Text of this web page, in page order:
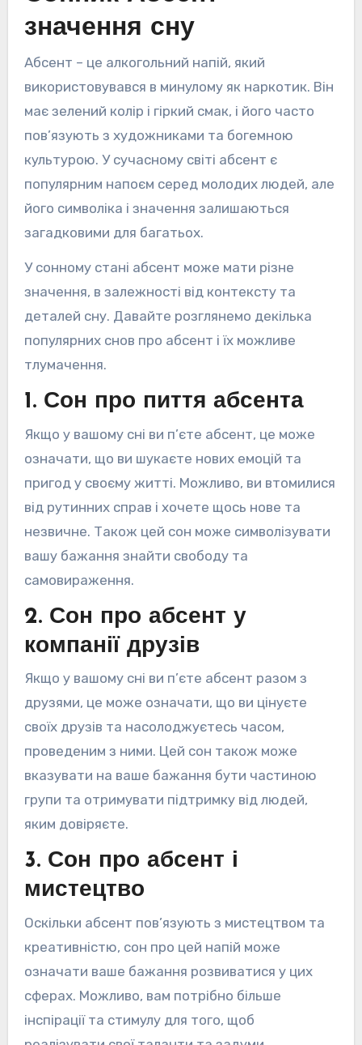
значення сну
Абсент – це алкогольний напій, який
використовувався в минулому як наркотик. Він
має зелений колір і гіркий смак, і його часто
пов’язують з художниками та богемною
культурою. У сучасному світі абсент є
популярним напоєм серед молодих людей, але
його символіка і значення залишаються
загадковими для багатьох.
У сонному стані абсент може мати різне
значення, в залежності від контексту та
деталей сну. Давайте розглянемо декілька
популярних снов про абсент і їх можливе
тлумачення.
1. Сон про пиття абсента
Якщо у вашому сні ви п’єте абсент, це може
означати, що ви шукаєте нових емоцій та
пригод у своєму житті. Можливо, ви втомилися
від рутинних справ і хочете щось нове та
незвичне. Також цей сон може символізувати
вашу бажання знайти свободу та
самовираження.
2. Сон про абсент у
компанії друзів
Якщо у вашому сні ви п’єте абсент разом з
друзями, це може означати, що ви цінуєте
своїх друзів та насолоджуєтесь часом,
проведеним з ними. Цей сон також може
вказувати на ваше бажання бути частиною
групи та отримувати підтримку від людей,
яким довіряєте.
3. Сон про абсент і
мистецтво
Оскільки абсент пов’язують з мистецтвом та
креативністю, сон про цей напій може
означати ваше бажання розвиватися у цих
сферах. Можливо, вам потрібно більше
інспірації та стимулу для того, щоб